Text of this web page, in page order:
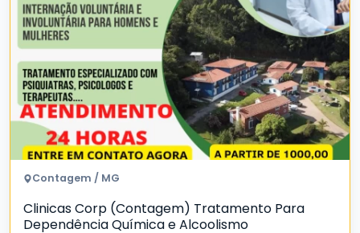
Contagem / MG
Clinicas Corp (Contagem) Tratamento Para
Dependência Química e Alcoolismo